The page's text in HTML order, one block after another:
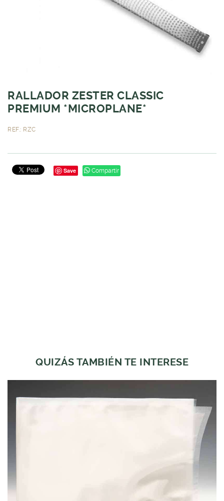
RALLADOR ZESTER CLASSIC
PREMIUM *MICROPLANE*
REF.: RZC
Save Compartir
QUIZÁS TAMBIÉN TE INTERESE